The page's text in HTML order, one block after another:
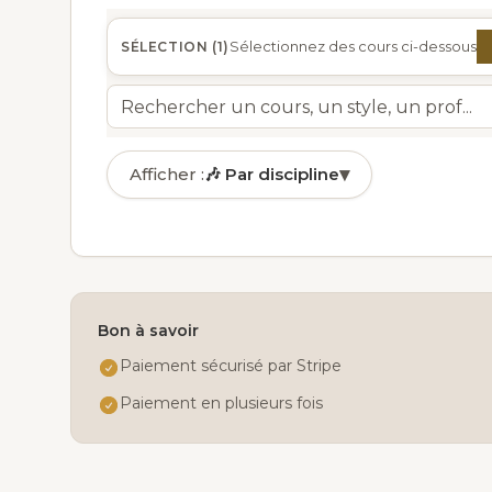
SÉLECTION (1) Sélectionnez des cours ci-dessous
Afficher :🎶 Par discipline▾
👤Par âge
Bon à savoir
Paiement sécurisé par Stripe
Paiement en plusieurs fois